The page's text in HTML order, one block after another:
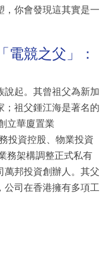
，你會發現這其實是一
電競之父」：
說起。其曾祖父為新加
；祖父鍾江海是著名的
立華廈置業
投資控股、物業投資
務架構調整正式私有
萬邦投資創辦人。其父
公司在香港擁有多項工